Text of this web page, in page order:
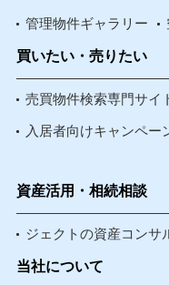
管理物件ギャラリー
買いたい・売りたい
売買物件検索専門サイ
入居者向けキャンペー
資産活用・相続相談
ジェクトの資産コンサ
当社について